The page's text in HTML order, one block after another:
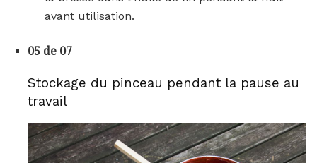
avant utilisation.
05 de 07
Stockage du pinceau pendant la pause au
travail